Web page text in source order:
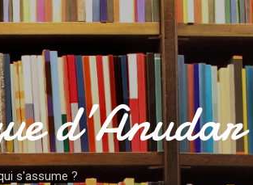
d’Anudar
s'assume ?